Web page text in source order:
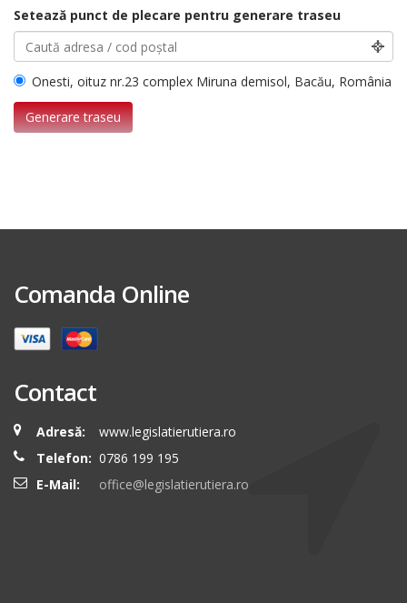
Setează punct de plecare pentru generare traseu
Onesti, oituz nr.23 complex Miruna demisol, Bacău, România
Comanda Online
Contact
Adresă:
www.legislatierutiera.ro
Telefon: 0786 199 195
E-Mail:
office@legislatierutiera.ro